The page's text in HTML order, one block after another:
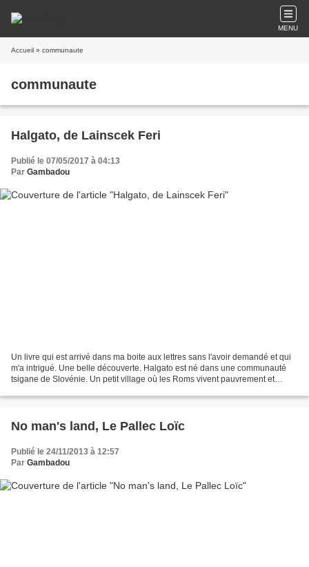
MENU
Accueil » communaute
communaute
Halgato, de Lainscek Feri
Publié le 07/05/2017 à 04:13
Par Gambadou
Un livre qui est arrivé dans ma boite aux lettres sans l'avoir demandé et qui
m'a intrigué. Une belle découverte. Halgato est né dans une communauté
tsigane de Slovénie. Un petit village où les Roms vivent pauvrement et
No man's land, Le Pallec Loïc
Publié le 24/11/2013 à 12:57
Par Gambadou